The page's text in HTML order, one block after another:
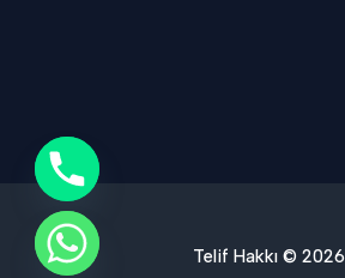
Telif Hakkı © 2026